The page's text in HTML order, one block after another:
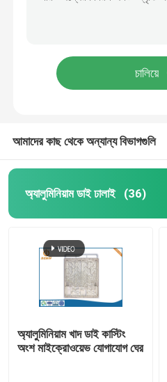
CNC মিলিং অংশ
কাস্টম প্লাস্টিক ইনজেকশন অংশ
ডাই ঢালাই ছাঁচ
ডাই কাস্টিং অটো পার্টস
ডাই কাস্টিং LED হাউজিং
আমাদের কাছ থেকে অন্যান্য বিভাগগুলি
অ্যালুমিনিয়াম ডাই ঢালাই (36)
অ্যালুমিনিয়াম খাদ ডাই কাস্টিং
অংশ মাইক্রোওয়েভ যোগাযোগ ঘের